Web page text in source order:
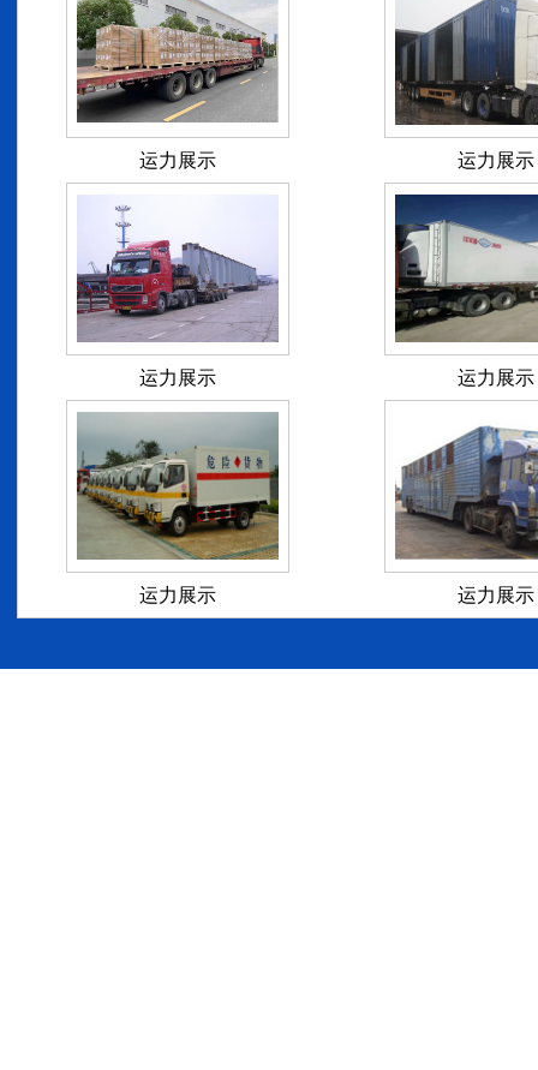
运力展示 运力展示
运力展示 运力展示
运力展示 运力展示